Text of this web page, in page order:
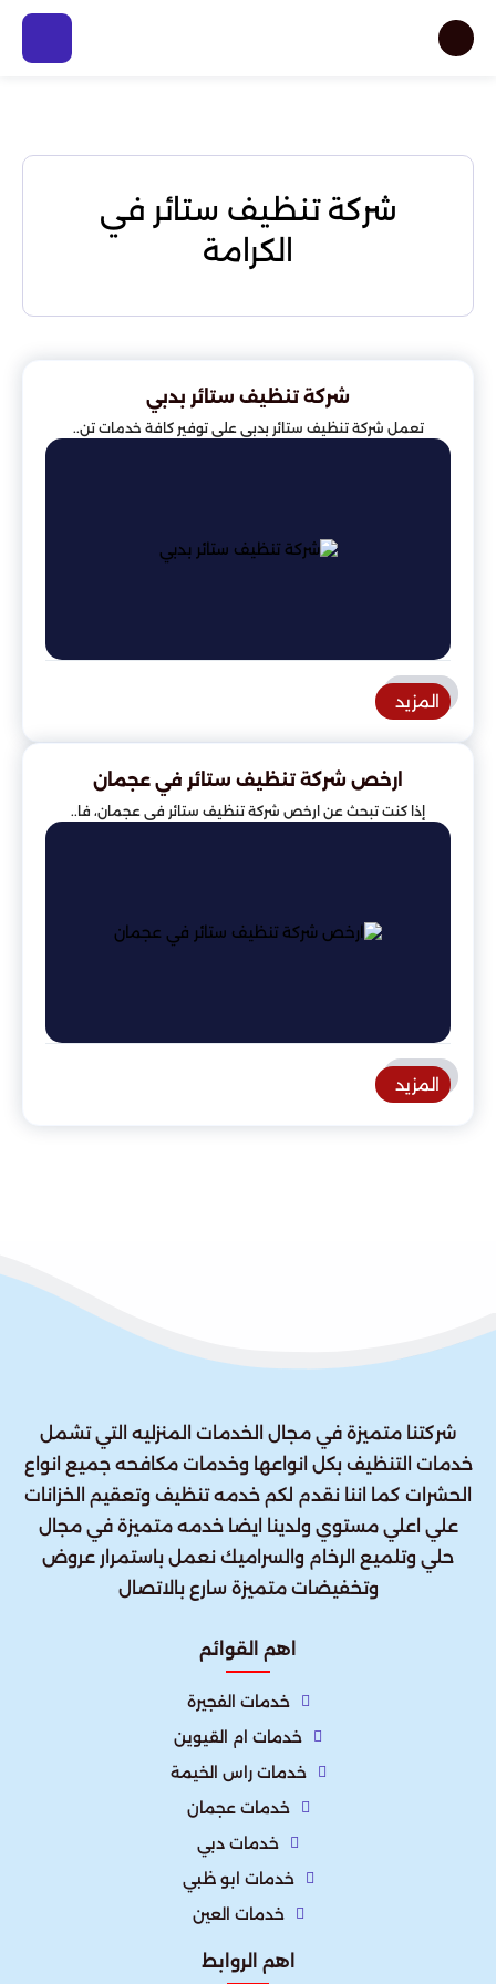
شركة تنظيف ستائر في
الكرامة
شركة تنظيف ستائر بدبي
تعمل شركة تنظيف ستائر بدبي على توفير كافة خدمات تن..
المزيد
ارخص شركة تنظيف ستائر في عجمان
إذا كنت تبحث عن ارخص شركة تنظيف ستائر في عجمان، فا..
المزيد
شركتنا متميزة في مجال الخدمات المنزليه التي تشمل
خدمات التنظيف بكل انواعها وخدمات مكافحه جميع انواع
الحشرات كما اننا نقدم لكم خدمه تنظيف وتعقيم الخزانات
علي اعلي مستوي ولدينا ايضا خدمه متميزة في مجال
حلي وتلميع الرخام والسراميك نعمل باستمرار عروض
وتخفيضات متميزة سارع بالاتصال
اهم القوائم
خدمات الفجيرة
خدمات ام القيوين
خدمات راس الخيمة
خدمات عجمان
خدمات دبي
خدمات ابو ظبي
خدمات العين
اهم الروابط